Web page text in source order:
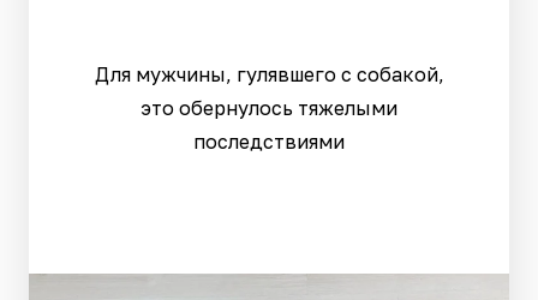
Для мужчины, гулявшего с собакой,
это обернулось тяжелыми
последствиями